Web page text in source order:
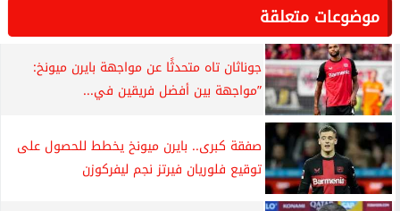
موضوعات متعلقة
جوناثان تاه متحدثًا عن مواجهة بايرن ميونخ:
”مواجهة بين أفضل فريقين في...
صفقة كبرى.. بايرن ميونخ يخطط للحصول على
توقيع فلوريان فيرتز نجم ليفركوزن